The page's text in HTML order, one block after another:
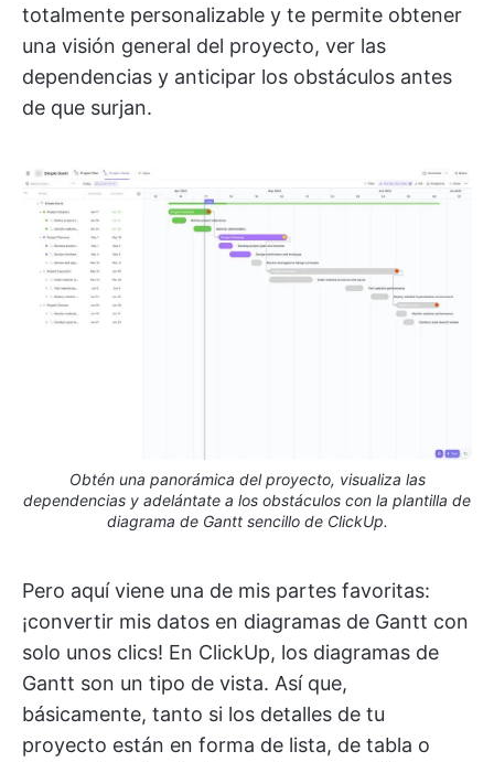
totalmente personalizable y te permite obtener
una visión general del proyecto, ver las
dependencias y anticipar los obstáculos antes
de que surjan.
Obtén una panorámica del proyecto, visualiza las
dependencias y adelántate a los obstáculos con la plantilla de
diagrama de Gantt sencillo de ClickUp.
Pero aquí viene una de mis partes favoritas:
¡convertir mis datos en diagramas de Gantt con
solo unos clics! En ClickUp, los diagramas de
Gantt son un tipo de vista. Así que,
básicamente, tanto si los detalles de tu
proyecto están en forma de lista, de tabla o